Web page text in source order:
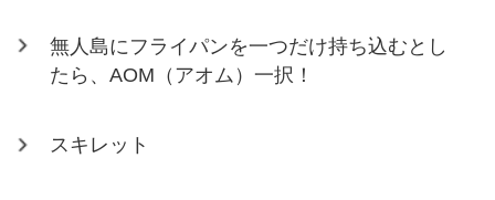
無人島にフライパンを一つだけ持ち込むとし
たら、AOM（アオム）一択！
スキレット